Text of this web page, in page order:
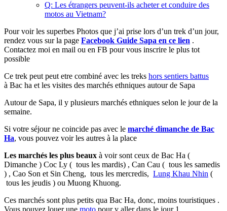
Q: Les étrangers peuvent-ils acheter et conduire des
motos au Vietnam?
Pour voir les superbes Photos que j’ai prise lors d’un trek d’un jour,
rendez vous sur la page Facebook Guide Sapa en ce lien .
Contactez moi en mail ou en FB pour vous inscrire le plus tot
possible
Ce trek peut peut etre combiné avec les treks hors sentiers battus
à Bac ha et les visites des marchés ethniques autour de Sapa
Autour de Sapa, il y plusieurs marchés ethniques selon le jour de la
semaine.
Si votre séjour ne coincide pas avec le marché dimanche de Bac
Ha, vous pouvez voir les autres à la place
Les marchés les plus beaux à voir sont ceux de Bac Ha (
Dimanche ) Coc Ly ( tous les mardis) , Can Cau ( tous les samedis
) , Cao Son et Sin Cheng, tous les mercredis, Lung Khau Nhin (
tous les jeudis ) ou Muong Khuong.
Ces marchés sont plus petits qua Bac Ha, donc, moins touristiques .